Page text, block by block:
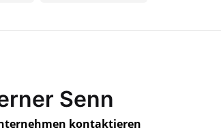
Senn
kontaktieren